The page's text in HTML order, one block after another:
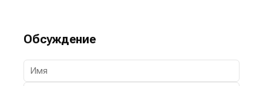
Обсуждение